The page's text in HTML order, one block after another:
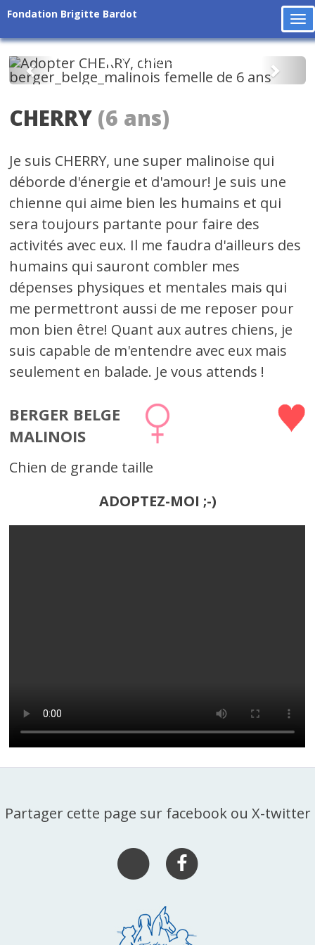
Fondation Brigitte Bardot
Précédent
CHERRY (6 ans)
Je suis CHERRY, une super malinoise qui
déborde d'énergie et d'amour! Je suis une
chienne qui aime bien les humains et qui
sera toujours partante pour faire des
activités avec eux. Il me faudra d'ailleurs des
humains qui sauront combler mes
dépenses physiques et mentales mais qui
me permettront aussi de me reposer pour
mon bien être! Quant aux autres chiens, je
suis capable de m'entendre avec eux mais
seulement en balade. Je vous attends !
BERGER BELGE
MALINOIS
Chien de grande taille
ADOPTEZ-MOI ;-)
Partager cette page sur facebook ou X-twitter